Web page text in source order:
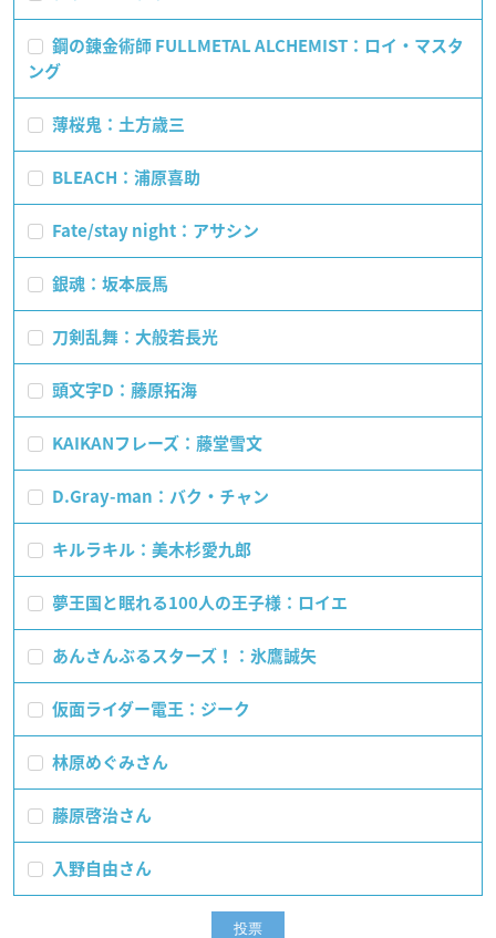
鋼の錬金術師 FULLMETAL ALCHEMIST：ロイ・マスタ
ング
薄桜鬼：土方歳三
BLEACH：浦原喜助
Fate/stay night：アサシン
銀魂：坂本辰馬
刀剣乱舞：大般若長光
頭文字D：藤原拓海
KAIKANフレーズ：藤堂雪文
D.Gray-man：バク・チャン
キルラキル：美木杉愛九郎
夢王国と眠れる100人の王子様：ロイエ
あんさんぶるスターズ！：氷鷹誠矢
仮面ライダー電王：ジーク
林原めぐみさん
藤原啓治さん
入野自由さん